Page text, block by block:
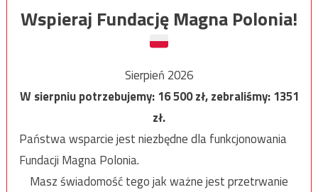
Wspieraj Fundację Magna Polonia!
Sierpień 2026
W sierpniu potrzebujemy:16 500zł, zebraliśmy:1351
zł.
Państwa wsparcie jest niezbędne dla funkcjonowania
Fundacji Magna Polonia.
Masz świadomość tego jak ważne jest przetrwanie